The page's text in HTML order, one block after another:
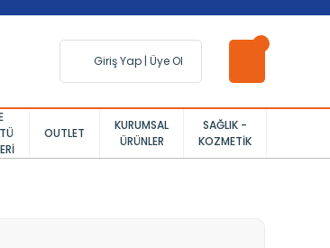
Giriş Yap | Üye Ol
OUTLET
KURUMSAL
ÜRÜNLER
SAĞLIK -
KOZMETIK